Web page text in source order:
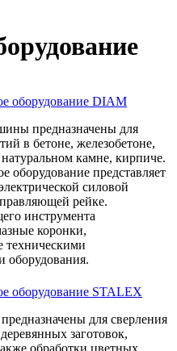
оборудование DIAM
предназначены для
в бетоне, железобетоне,
камне, кирпиче.
оборудование представляет
силовой
рейке.
инструмента
коронки,
техническими
оборудования.
оборудование STALEX
для сверления
заготовок,
обработки цветных